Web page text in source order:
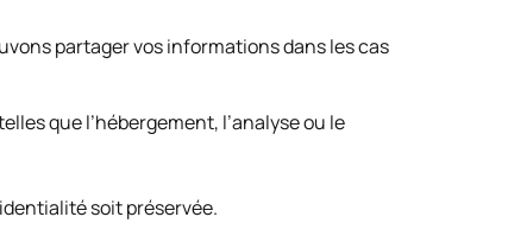
partager vos informations dans les cas
que l’hébergement, l’analyse ou le
soit préservée.